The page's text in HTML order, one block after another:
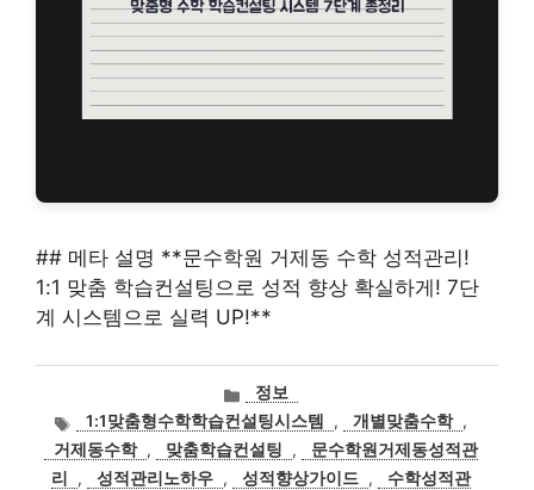
## 메타 설명 **문수학원 거제동 수학 성적관리!
1:1 맞춤 학습컨설팅으로 성적 향상 확실하게! 7단
계 시스템으로 실력 UP!**
카
테
고
리
정보
태
그
1:1맞춤형수학학습컨설팅시스템 , 개별맞춤수학 ,
거제동수학 , 맞춤학습컨설팅 ,
문수학원거제동성적관
리
, 성적관리노하우 , 성적향상가이드 ,
수학성적관